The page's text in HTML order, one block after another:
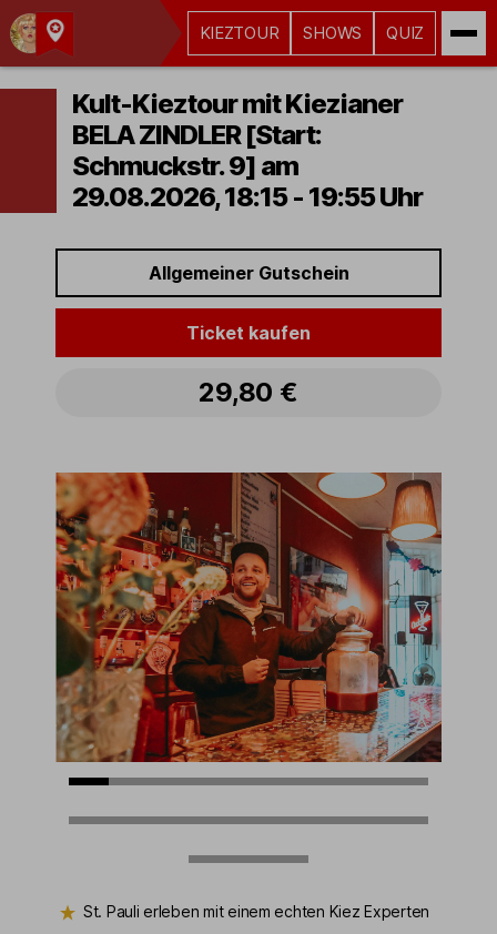
Kult-
Kieztouren
Hamburg
KIEZTOUR SHOWS QUIZ
Kult-Kieztour mit Kiezianer
BELA ZINDLER [Start:
Schmuckstr. 9] am
29.08.2026, 18:15 - 19:55 Uhr
Allgemeiner Gutschein
Ticket kaufen
29,80 €
St. Pauli erleben mit einem echten Kiez Experten